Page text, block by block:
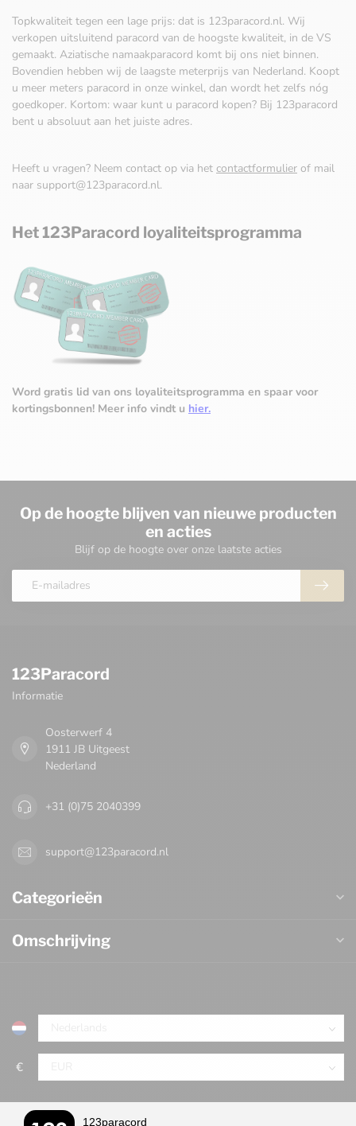
Topkwaliteit tegen een lage prijs: dat is 123paracord.nl. Wij
verkopen uitsluitend paracord van de hoogste kwaliteit, in de VS
gemaakt. Aziatische namaakparacord komt bij ons niet binnen.
Bovendien hebben wij de laagste meterprijs van Nederland. Koopt
u meer meters paracord in onze winkel, dan wordt het zelfs nóg
goedkoper. Kortom: waar kunt u paracord kopen? Bij 123paracord
bent u absoluut aan het juiste adres.
Heeft u vragen? Neem contact op via het contactformulier of mail
naar support@123paracord.nl.
Het 123Paracord loyaliteitsprogramma
Word gratis lid van ons loyaliteitsprogramma en spaar voor
kortingsbonnen! Meer info vindt u hier.
Op de hoogte blijven van nieuwe producten
en acties
Blijf op de hoogte over onze laatste acties
123Paracord
Informatie
Oosterwerf 4
1911 JB Uitgeest
Nederland
+31 (0)75 2040399
support@123paracord.nl
Categorieën
Omschrijving
€
123paracord